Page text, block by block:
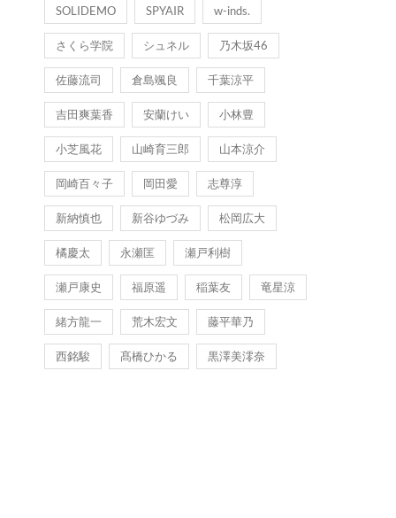
SOLIDEMO SPYAIR w-inds.
さくら学院 シュネル 乃木坂46
佐藤流司 倉島颯良 千葉涼平
吉田爽葉香 安蘭けい 小林豊
小芝風花 山崎育三郎 山本涼介
岡崎百々子 岡田愛 志尊淳
新納慎也 新谷ゆづみ 松岡広大
橘慶太 永瀬匡 瀬戸利樹
瀬戸康史 福原遥 稲葉友 竜星涼
緒方龍一 荒木宏文 藤平華乃
西銘駿 髙橋ひかる 黒澤美澪奈